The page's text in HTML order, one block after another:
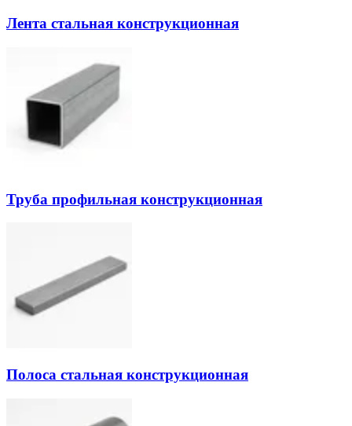
Лента стальная конструкционная
Труба профильная конструкционная
Полоса стальная конструкционная